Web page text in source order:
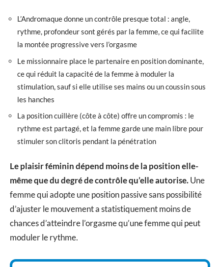
L’Andromaque donne un contrôle presque total : angle,
rythme, profondeur sont gérés par la femme, ce qui facilite
la montée progressive vers l’orgasme
Le missionnaire place le partenaire en position dominante,
ce qui réduit la capacité de la femme à moduler la
stimulation, sauf si elle utilise ses mains ou un coussin sous
les hanches
La position cuillère (côte à côte) offre un compromis : le
rythme est partagé, et la femme garde une main libre pour
stimuler son clitoris pendant la pénétration
Le plaisir féminin dépend moins de la position elle-
même que du degré de contrôle qu’elle autorise.Une
femme qui adopte une position passive sans possibilité
d’ajuster le mouvement a statistiquement moins de
chances d’atteindre l’orgasme qu’une femme qui peut
moduler le rythme.